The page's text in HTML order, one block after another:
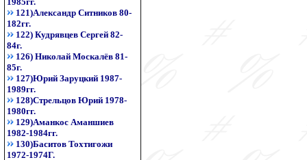
121)Александр Ситников 80-
182гг.
122) Кудрявцев Сергей 82-
84г.
126) Николай Москалёв 81-
85г.
127)Юрий Заруцкий 1987-
1989гг.
128)Стрельцов Юрий 1978-
1980гг.
129)Аманкос Аманшиев
1982-1984гг.
130)Баситов Тохтигожи
1972-1974Г.